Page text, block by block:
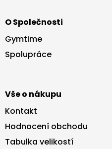
p
a
O Společnosti
Gymtime
Spolupráce
Vše o nákupu
Kontakt
Hodnocení obchodu
Tabulka velikostí